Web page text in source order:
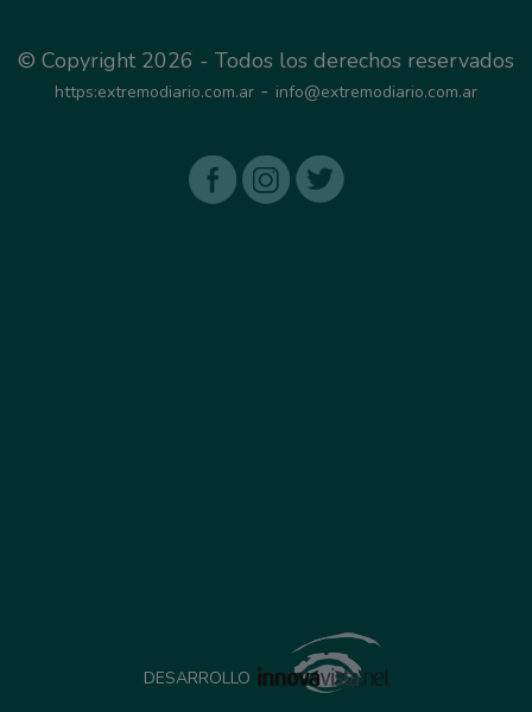
© Copyright 2026 - Todos los derechos reservados
https:extremodiario.com.ar - info@extremodiario.com.ar
DESARROLLO